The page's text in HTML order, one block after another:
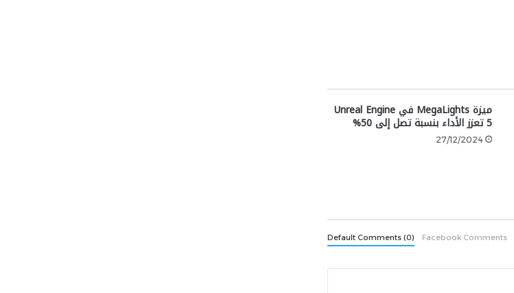
ميزة MegaLights في Unreal Engine
5 تعزز الأداء بنسبة تصل إلى 50%
27/12/2024
Default Comments (0) Facebook Comments